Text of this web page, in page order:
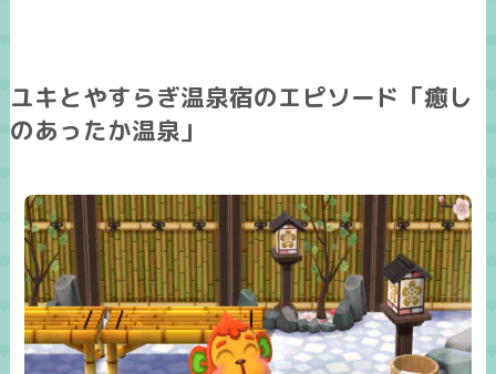
ユキとやすらぎ温泉宿のエピソード「癒し
のあったか温泉」